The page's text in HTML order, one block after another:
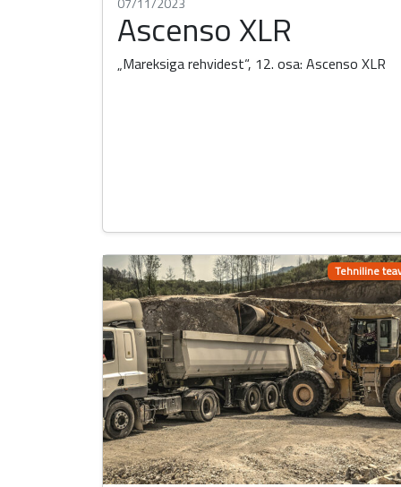
Ascenso XLR
„Mareksiga rehvidest“, 12. osa: Ascenso XLR
Tehniline